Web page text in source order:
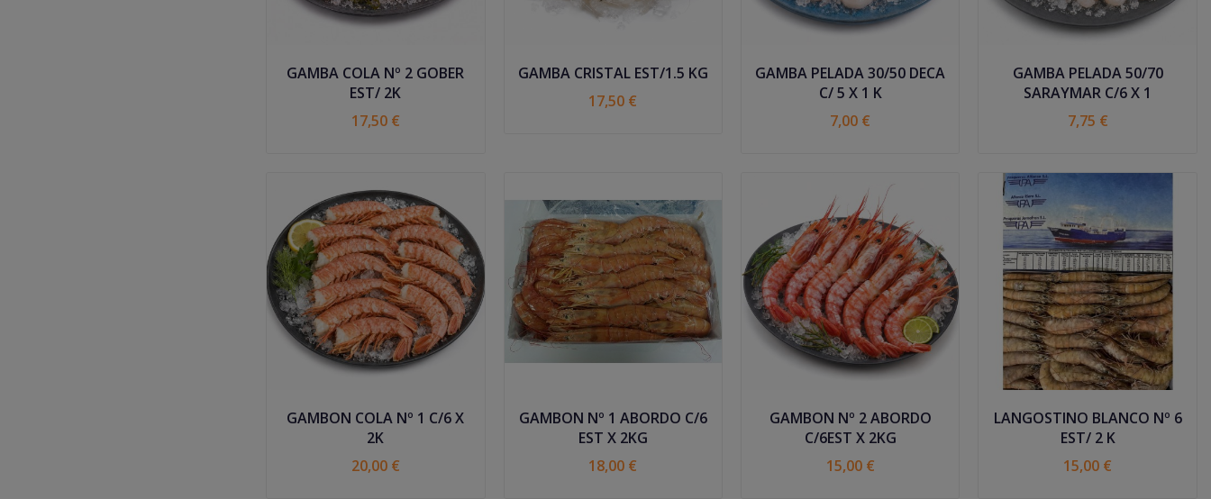
GAMBA COLA Nº 2 GOBER
EST/ 2K
17,50 €
GAMBA CRISTAL EST/1.5 KG
17,50 €
GAMBA PELADA 30/50 DECA
C/ 5 X 1 K
7,00 €
GAMBA PELADA 50/70
SARAYMAR C/6 X 1
7,75 €
GAMBON COLA Nº 1 C/6 X
2K
20,00 €
GAMBON Nº 1 ABORDO C/6
EST X 2KG
18,00 €
GAMBON Nº 2 ABORDO
C/6EST X 2KG
15,00 €
LANGOSTINO BLANCO Nº 6
EST/ 2 K
15,00 €